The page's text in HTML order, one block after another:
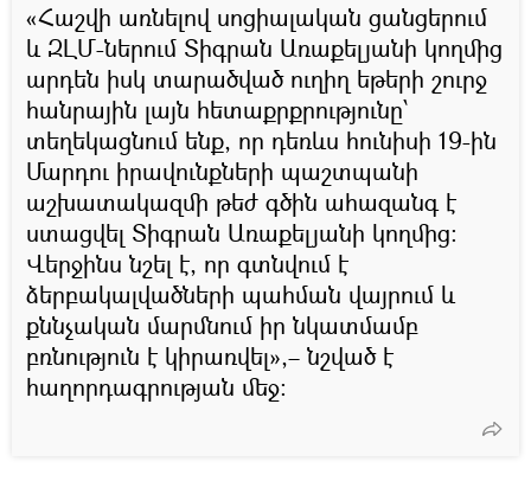
«Հաշվի առնելով սոցիալական ցանցերում
և ԶԼՄ-ներում Տիգրան Առաքելյանի կողմից
արդեն իսկ տարածված ուղիղ եթերի շուրջ
հանրային լայն հետաքրքրությունը՝
տեղեկացնում ենք, որ դեռևս հունիսի 19-ին
Մարդու իրավունքների պաշտպանի
աշխատակազմի թեժ գծին ահազանգ է
ստացվել Տիգրան Առաքելյանի կողմից։
Վերջինս նշել է, որ գտնվում է
ձերբակալվածների պահման վայրում և
քննչական մարմնում իր նկատմամբ
բռնություն է կիրառվել»,– նշված է
հաղորդագրության մեջ։